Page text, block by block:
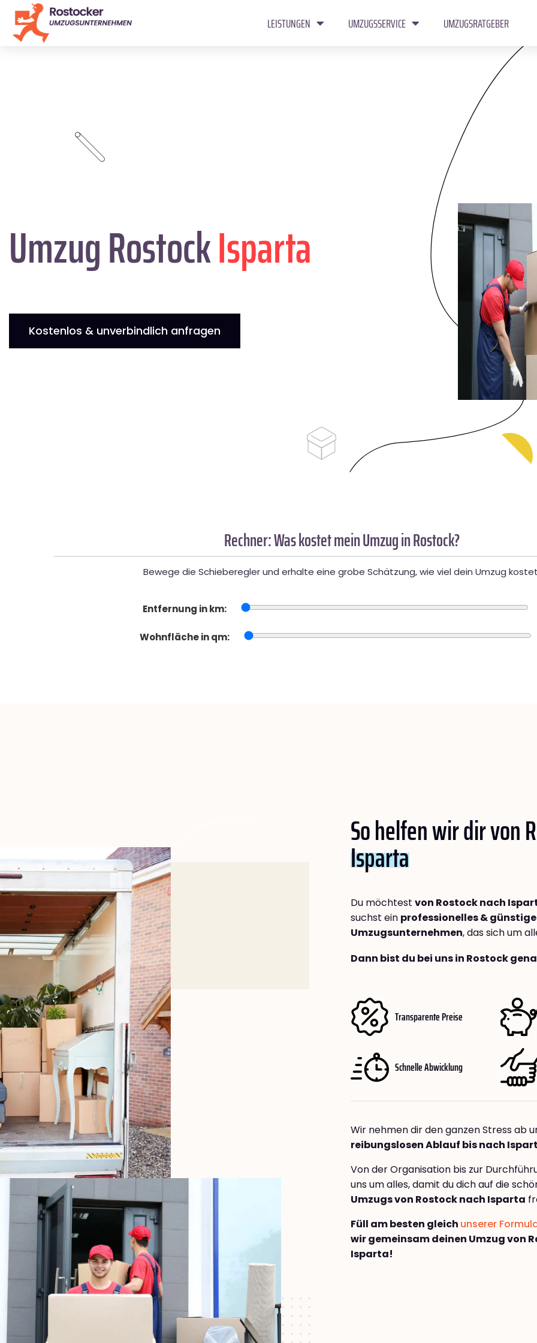
LEISTUNGEN UMZUGSSERVICE UMZUGSRATGEBER
Umzug RostockIsparta
Kostenlos & unverbindlich anfragen
Rechner: Was kostet mein Umzug in Rostock?
Bewege die Schieberegler und erhalte eine grobe Schätzung, wie viel dein Umzug
Entfernung in km:
Wohnfläche in qm:
So helfen wir dir von
Isparta
Du möchtest von Rostock nach
suchst ein professionelles &
Umzugsunternehmen, das sich um
Dann bist du bei uns in Rostock
Transparente Preise
Schnelle Abwicklung
Wir nehmen dir den ganzen Stress ab
reibungslosen Ablauf bis nach
Von der Organisation bis zur
uns um alles, damit du dich auf die
Umzugs von Rostock nach Isparta
Füll am besten gleich unserer
wir gemeinsam deinen Umzug von
Isparta!